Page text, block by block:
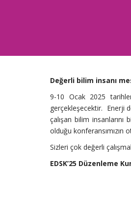
Değerli bilim insanı
9-10 Ocak 2025
gerçekleşecektir. Enerji
çalışan bilim
olduğu konferansımızın
Sizleri çok değerli
EDSK’25 Düzenleme